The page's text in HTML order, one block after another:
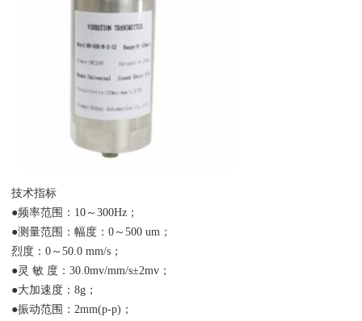
技术指标
●频率范围：10～300Hz；
●测量范围：幅度：0～500 um；
烈度：0～50.0 mm/s；
●灵 敏 度：30.0mv/mm/s±2mv；
●大加速度：8g；
●振动范围：2mm(p-p)；